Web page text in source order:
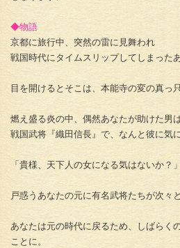
◆物語
京都に旅行中、突然の雷に見舞われ
戦国時代にタイムスリップしてしまったあ
目を開けるとそこは、本能寺の変の真っ
燃え盛る炎の中、偶然あなたが助けた男
戦国武将『織田信長』で、なんと彼に気
「貴様、天下人の女になる気はないか？」
戸惑うあなたの元に有名武将たちが次
あなたは元の時代に戻るため、しばらく
ことに。